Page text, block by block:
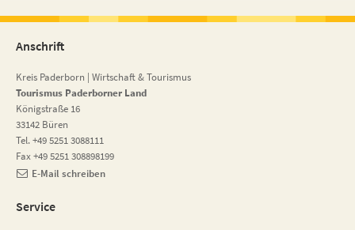
Anschrift
Kreis Paderborn | Wirtschaft & Tourismus
Tourismus Paderborner Land
Königstraße 16
33142 Büren
Tel. +49 5251 3088111
Fax +49 5251 308898199
E-Mail schreiben
Service